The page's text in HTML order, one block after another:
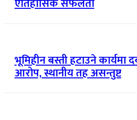
ऐतिहासिक सफलता
भूमिहीन बस्ती हटाउने कार्यमा
आरोप, स्थानीय तह असन्तुष्ट